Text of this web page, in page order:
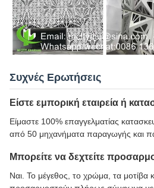
Συχνές Ερωτήσεις
Είστε εμπορική εταιρεία ή
Είμαστε 100% επαγγελματίας
από 50 μηχανήματα παραγωγής και
Μπορείτε να δεχτείτε
Ναι. Το μέγεθος, το χρώμα, τα μοτίβα